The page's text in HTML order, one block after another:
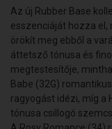
Az új Rubber Base
esszenciáját hozza el,
örökít meg ebből a
áttetsző tónusa és
megtestesítője,
Babe (32G)
ragyogást idézi, míg a
tónusa csillogó